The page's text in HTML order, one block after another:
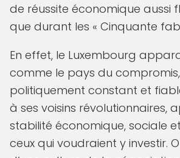
de réussite économique aussi
que durant les « Cinquante
En effet, le Luxembourg
comme le pays du
politiquement constant et
à ses voisins révolutionnaires,
stabilité économique, sociale
ceux qui voudraient y investir.